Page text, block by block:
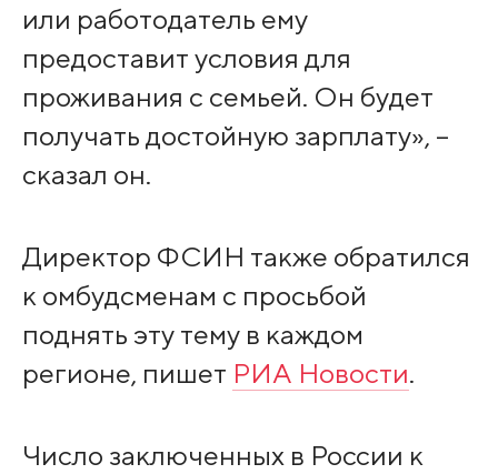
или работодатель ему
предоставит условия для
проживания с семьей. Он будет
получать достойную зарплату», –
сказал он.
Директор ФСИН также обратился
к омбудсменам с просьбой
поднять эту тему в каждом
регионе, пишет РИА Новости.
Число заключенных в России к